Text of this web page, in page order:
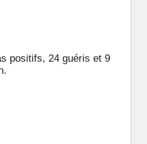
positifs, 24 guéris et 9